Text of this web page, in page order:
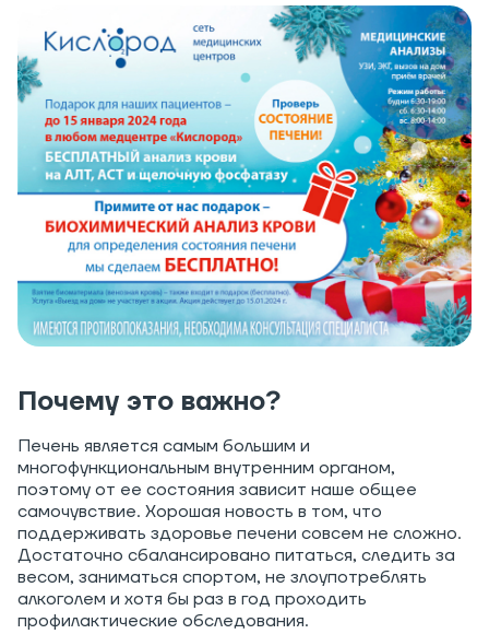
Почему это важно?
Печень является самым большим и
многофункциональным внутренним органом,
поэтому от ее состояния зависит наше общее
самочувствие. Хорошая новость в том, что
поддерживать здоровье печени совсем не сложно.
Достаточно сбалансировано питаться, следить за
весом, заниматься спортом, не злоупотреблять
алкоголем и хотя бы раз в год проходить
профилактические обследования.